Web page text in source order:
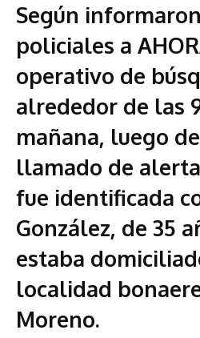
Según
policiales a
operativo de
alrededor de las
mañana, luego
llamado de
fue identificada
González, de 35
estaba
localidad
Moreno.